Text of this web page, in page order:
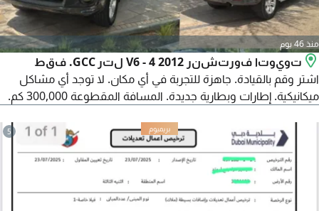
منذ 46 يوم
تويوتا فورتشنر 2012 V6 - 4 لتر GCC. فقط
اشتر وقم بالقيادة. جاهزة للتجربة في أي مكان. لا توجد أي مشاكل
ميكانيكية. إطارات وبطارية جديدة. المسافة المقطوعة 300,000 كم.
5